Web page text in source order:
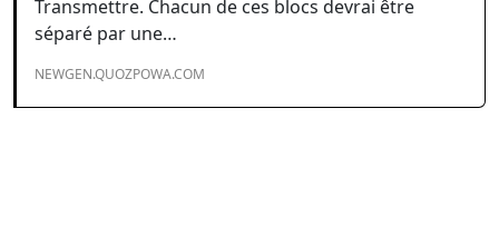
Transmettre. Chacun de ces blocs devrai être
séparé par une…
NEWGEN.QUOZPOWA.COM